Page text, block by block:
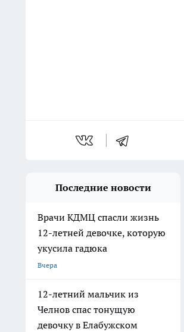
Последние новости
Врачи КДМЦ спасли жизнь
12-летней девочке, которую
укусила гадюка
Вчера
12-летний мальчик из
Челнов спас тонущую
девочку в Елабужском